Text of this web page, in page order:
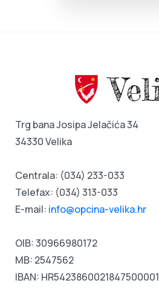
Trg bana Josipa Jelačića 34
34330 Velika
Centrala: (034) 233-033
Telefax: (034) 313-033
E-mail: info@opcina-velika.hr
OIB: 30966980172
MB: 2547562
IBAN: HR5423860021847500001